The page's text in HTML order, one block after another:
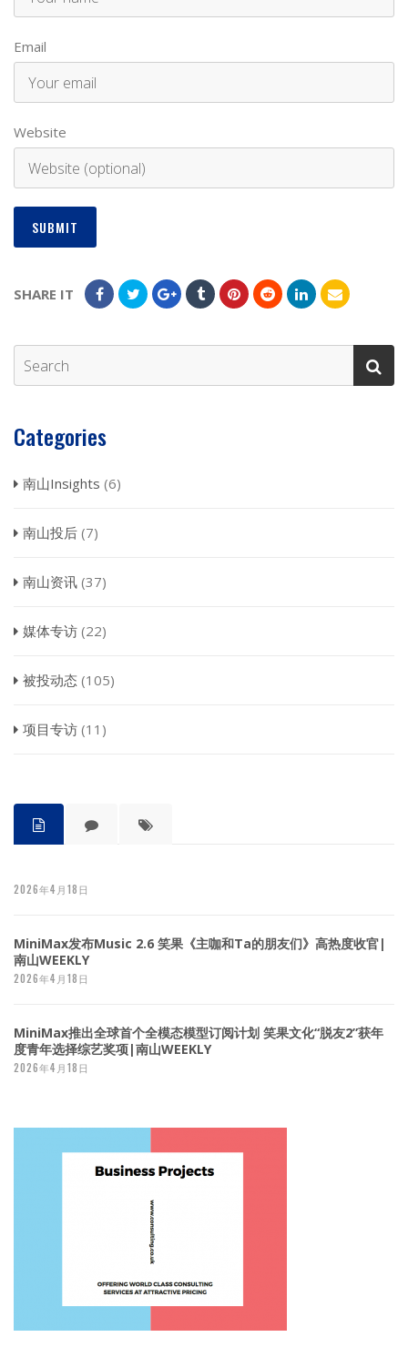
Email
Website
SHARE IT
Categories
南山Insights (6)
南山投后 (7)
南山资讯 (37)
媒体专访 (22)
被投动态 (105)
项目专访 (11)
2026年4月18日
MiniMax发布Music 2.6 笑果《主咖和Ta的朋友们》高热度收官|
南山WEEKLY
2026年4月18日
MiniMax推出全球首个全模态模型订阅计划 笑果文化“脱友2”获年
度青年选择综艺奖项|南山WEEKLY
2026年4月18日